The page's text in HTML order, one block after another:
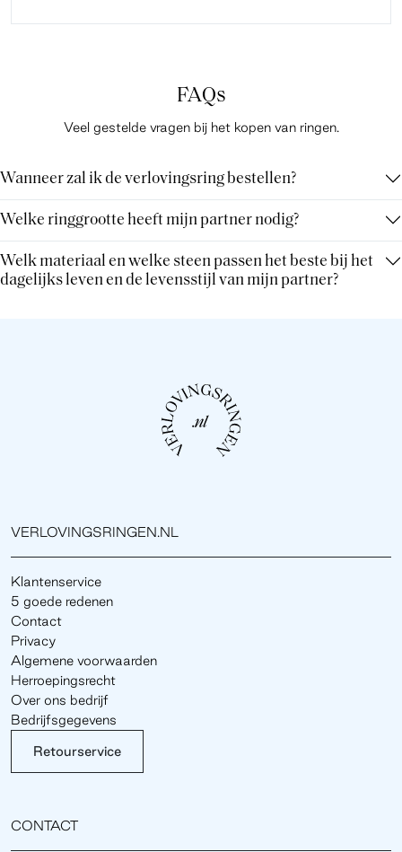
FAQs
Veel gestelde vragen bij het kopen van ringen.
Wanneer zal ik de verlovingsring bestellen?
Welke ringgrootte heeft mijn partner nodig?
Welk materiaal en welke steen passen het beste bij het
dagelijks leven en de levensstijl van mijn partner?
VERLOVINGSRINGEN.NL
Klantenservice
5 goede redenen
Contact
Privacy
Algemene voorwaarden
Herroepingsrecht
Over ons bedrijf
Bedrijfsgegevens
Retourservice
CONTACT